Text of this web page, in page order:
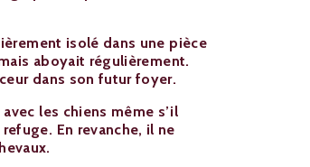
isolé dans une pièce
aboyait régulièrement.
dans son futur foyer.
les chiens même s’il
En revanche, il ne